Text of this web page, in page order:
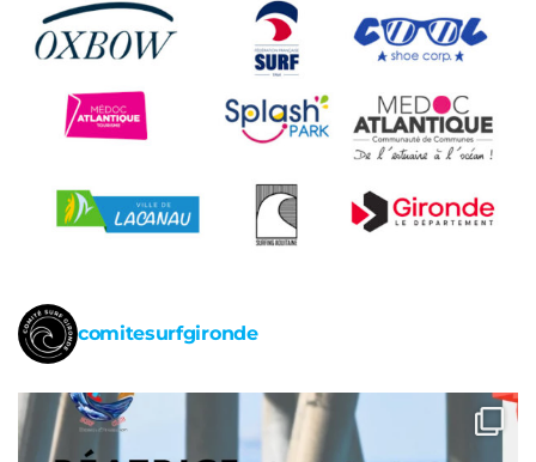
comitesurfgironde